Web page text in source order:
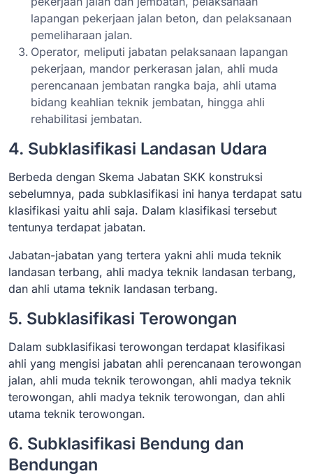
lapangan pekerjaan jalan beton, dan pelaksanaan
pemeliharaan jalan.
Operator, meliputi jabatan pelaksanaan lapangan
pekerjaan, mandor perkerasan jalan, ahli muda
perencanaan jembatan rangka baja, ahli utama
bidang keahlian teknik jembatan, hingga ahli
rehabilitasi jembatan.
4. Subklasifikasi Landasan Udara
Berbeda dengan Skema Jabatan SKK konstruksi
sebelumnya, pada subklasifikasi ini hanya terdapat satu
klasifikasi yaitu ahli saja. Dalam klasifikasi tersebut
tentunya terdapat jabatan.
Jabatan-jabatan yang tertera yakni ahli muda teknik
landasan terbang, ahli madya teknik landasan terbang,
dan ahli utama teknik landasan terbang.
5. Subklasifikasi Terowongan
Dalam subklasifikasi terowongan terdapat klasifikasi
ahli yang mengisi jabatan ahli perencanaan terowongan
jalan, ahli muda teknik terowongan, ahli madya teknik
terowongan, ahli madya teknik terowongan, dan ahli
utama teknik terowongan.
6. Subklasifikasi Bendung dan
Bendungan